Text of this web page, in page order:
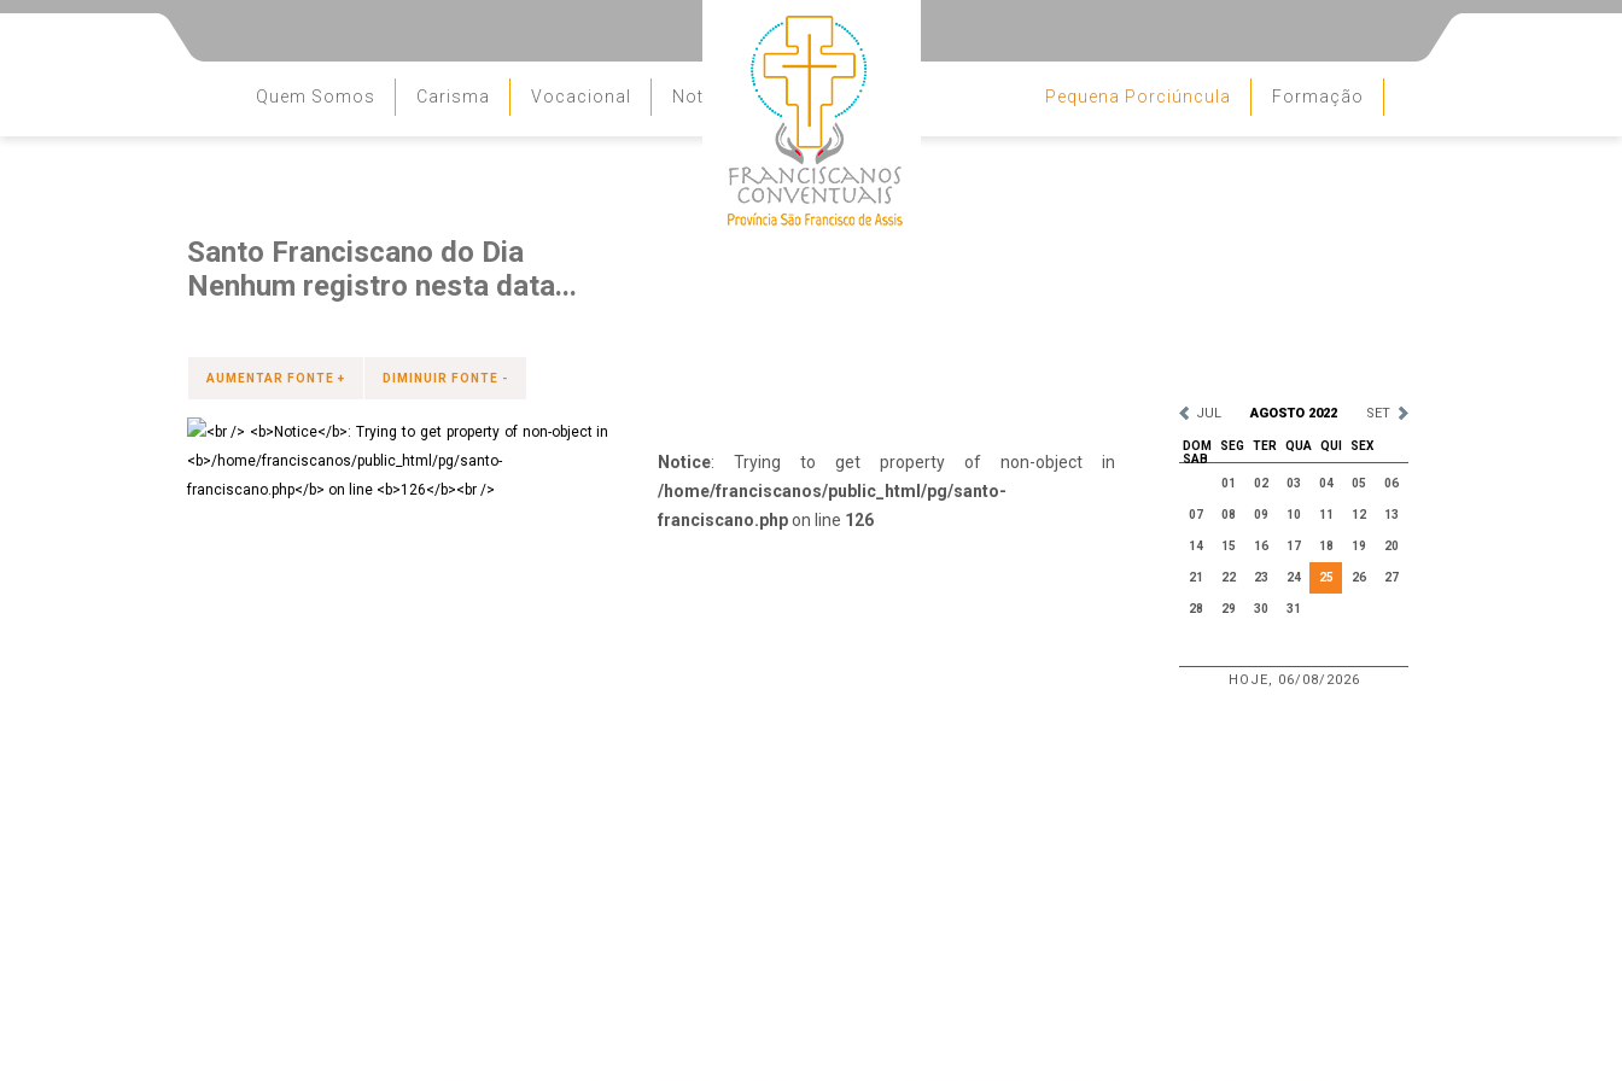
Quem Somos Carisma Vocacional Notícias Pequena Porciúncula Formação
Contato
Santo Franciscano do Dia
Nenhum registro nesta data...
JUL AGOSTO 2022 SET
DOM SEG TER QUA QUI
SEX
SAB
01
02 03 04 05 06
07 08 09 10 11 12 13
14 15 16 17 18 19 20
21 22 23 24 25 26 27
28 29 30 31
HOJE, 06/08/2026
AUMENTAR FONTE + DIMINUIR FONTE -
Notice: Trying to get property of non-object in
/home/franciscanos/public_html/pg/santo-
franciscano.phpon line 126